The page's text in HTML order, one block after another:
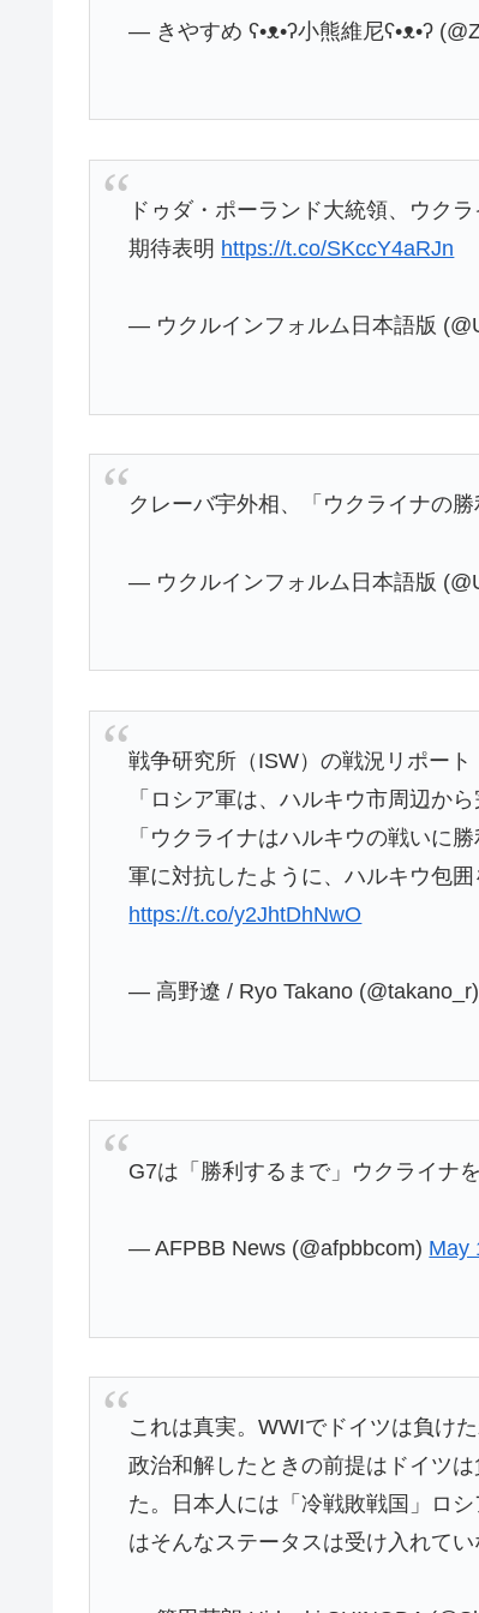
— きやすめ ʕ•ᴥ•ʔ小熊維尼ʕ•ᴥ•ʔ
ドゥダ・ポーランド大統領、ウク
期待表明 https://t.co/SKccY4aRJn
— ウクルインフォルム日本語版
クレーバ宇外相、「ウクライナの
— ウクルインフォルム日本語版
戦争研究所（ISW）の戦況リポート
「ロシア軍は、ハルキウ市周辺か
「ウクライナはハルキウの戦いに
軍に対抗したように、ハルキウ包
https://t.co/y2JhtDhNwO
— 高野遼 / Ryo Takano (@takano_r)
G7は「勝利するまで」ウクライナ
— AFPBB News (@afpbbcom) May
これは真実。WWIでドイツは負け
政治和解したときの前提はドイツ
た。日本人には「冷戦敗戦国」ロ
はそんなステータスは受け入れてい